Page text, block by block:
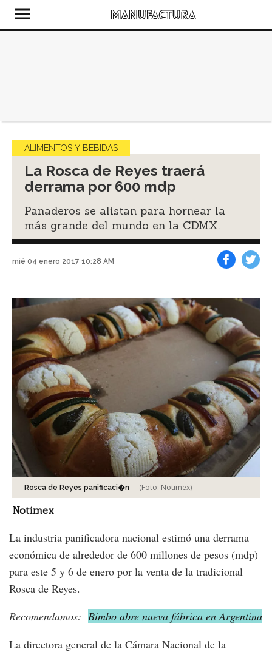
ALIMENTOS Y BEBIDAS
La Rosca de Reyes traerá
derrama por 600 mdp
Panaderos se alistan para hornear la
más grande del mundo en la CDMX.
mié 04 enero 2017 10:28 AM
Rosca de Reyes panificaci�n - (Foto: Notimex)
Notimex
La industria panificadora nacional estimó una derrama
económica de alrededor de 600 millones de pesos (mdp)
para este 5 y 6 de enero por la venta de la tradicional
Rosca de Reyes.
Recomendamos: Bimbo abre nueva fábrica en Argentina
La directora general de la Cámara Nacional de la